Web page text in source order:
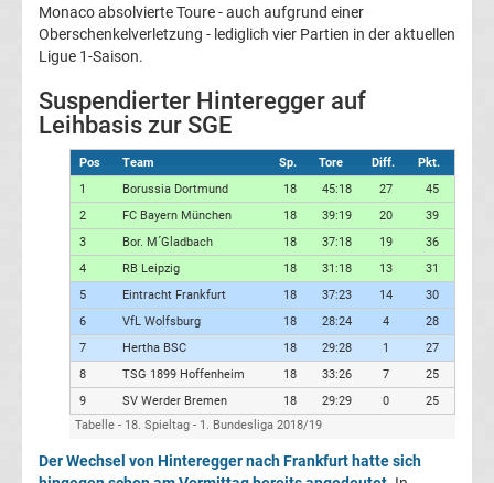
Transfergerüchte
-
Meldungen
Transfermarkt
Trainerentlassungen
Bundesliga
Porträts
Monaco absolvierte Toure - auch aufgrund einer
Oberschenkelverletzung - lediglich vier Partien in der aktuellen
Ligue 1-Saison.
Suspendierter Hinteregger auf
Leihbasis zur SGE
Pos Team Sp. Tore Diff.
Pkt.
1
Borussia Dortmund 18 45:18 27
45
2
FC Bayern München 18 39:19 20
39
3
Bor. M´Gladbach 18 37:18 19
36
4
RB Leipzig 18 31:18 13
31
5
Eintracht Frankfurt 18 37:23 14
30
6
VfL Wolfsburg 18 28:24 4
28
7
Hertha BSC 18 29:28 1
27
8
TSG 1899 Hoffenheim 18 33:26 7
25
9
SV Werder Bremen 18 29:29 0
25
Tabelle - 18. Spieltag - 1. Bundesliga 2018/19
Der Wechsel von Hinteregger nach Frankfurt hatte sich